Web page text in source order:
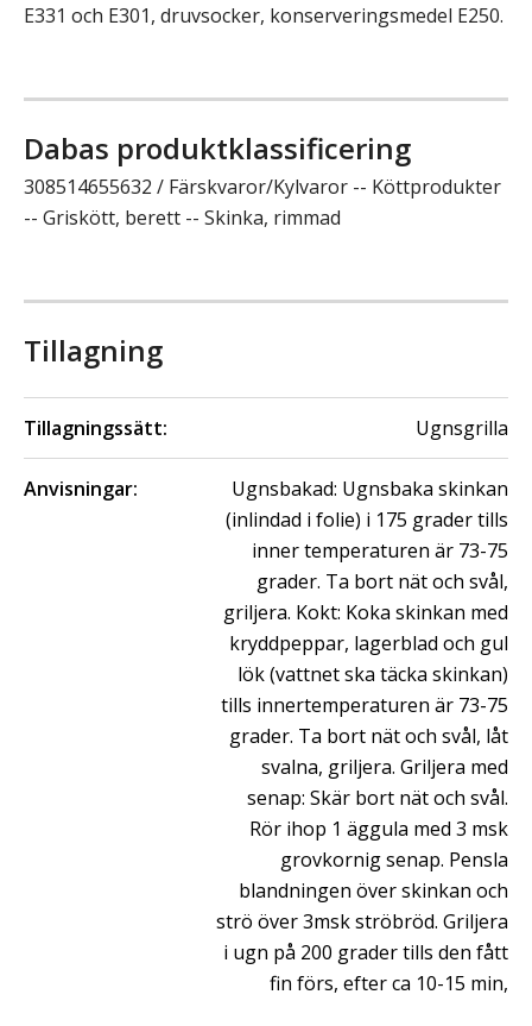
E331 och E301, druvsocker, konserveringsmedel E250.
Dabas produktklassificering
308514655632 / Färskvaror/Kylvaror -- Köttprodukter
-- Griskött, berett -- Skinka, rimmad
Tillagning
Tillagningssätt: Ugnsgrilla
Anvisningar:
Ugnsbakad: Ugnsbaka skinkan
(inlindad i folie) i 175 grader tills
inner temperaturen är 73-75
grader. Ta bort nät och svål,
griljera. Kokt: Koka skinkan med
kryddpeppar, lagerblad och gul
lök (vattnet ska täcka skinkan)
tills innertemperaturen är 73-75
grader. Ta bort nät och svål, låt
svalna, griljera. Griljera med
senap: Skär bort nät och svål.
Rör ihop 1 äggula med 3 msk
grovkornig senap. Pensla
blandningen över skinkan och
strö över 3msk ströbröd. Griljera
i ugn på 200 grader tills den fått
fin förs, efter ca 10-15 min,